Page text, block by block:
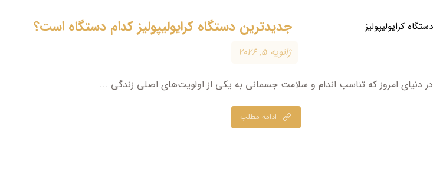
جدیدترین دستگاه کرایولیپولیز کدام دستگاه است؟
ژانویه ۵, ۲۰۲۶
در دنیای امروز که تناسب اندام و سلامت جسمانی به یکی از اولویت‌های اصلی زندگی ...
ادامه مطلب